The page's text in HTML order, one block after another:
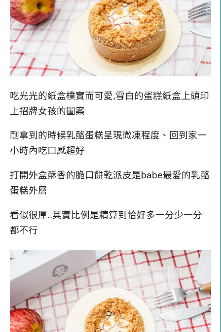
吃光光的紙盒樸實而可愛,雪白的蛋糕紙盒上頭印
上招牌女孩的圖案
剛拿到的時候乳酪蛋糕呈現微凍程度、回到家一
小時內吃口感超好
打開外盒酥香的脆口餅乾派皮是babe最愛的乳酪
蛋糕外層
看似很厚..其實比例是精算到恰好多一分少一分
都不行